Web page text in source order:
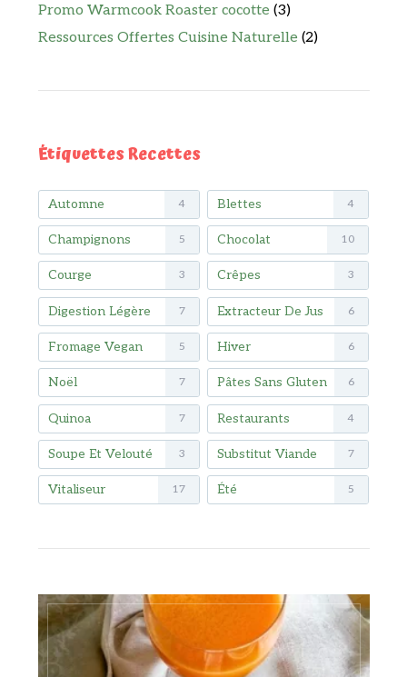
Promo Warmcook Roaster cocotte (3)
Ressources Offertes Cuisine Naturelle (2)
Étiquettes Recettes
Automne 4 Blettes 4
Champignons 5 Chocolat 10
Courge 3 Crêpes 3
Digestion Légère 7 Extracteur De Jus 6
Fromage Vegan 5 Hiver 6
Noël 7 Pâtes Sans Gluten 6
Quinoa 7 Restaurants 4
Soupe Et Velouté 3 Substitut Viande 7
Vitaliseur 17 Été 5